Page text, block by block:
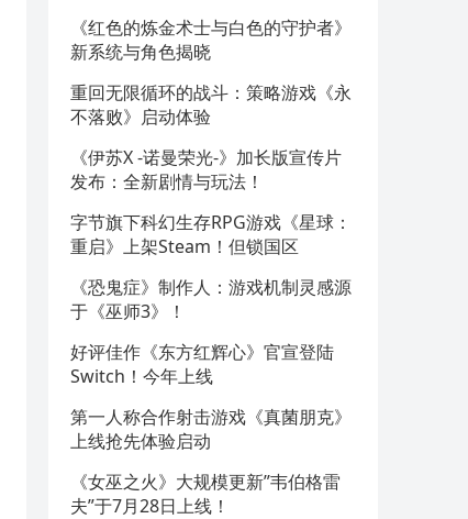
《红色的炼金术士与白色的守护者》
新系统与角色揭晓
重回无限循环的战斗：策略游戏《永
不落败》启动体验
《伊苏X -诺曼荣光-》加长版宣传片
发布：全新剧情与玩法！
字节旗下科幻生存RPG游戏《星球：
重启》上架Steam！但锁国区
《恐鬼症》制作人：游戏机制灵感源
于《巫师3》！
好评佳作《东方红辉心》官宣登陆
Switch！今年上线
第一人称合作射击游戏《真菌朋克》
上线抢先体验启动
《女巫之火》大规模更新”韦伯格雷
夫”于7月28日上线！